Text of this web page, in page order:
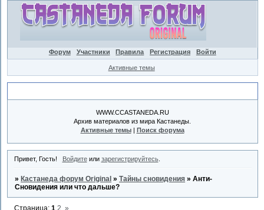
Форум Участники Правила Регистрация Войти
Активные темы
WWW.CCASTANEDA.RU
Архив материалов из мира Кастанеды.
Активные темы| Поиск форума
Привет, Гость! Войдитеили зарегистрируйтесь.
» Кастанеда форум Original »Тайны сновидения »Анти-
Сновидения или что дальше?
Страница:1 2 »